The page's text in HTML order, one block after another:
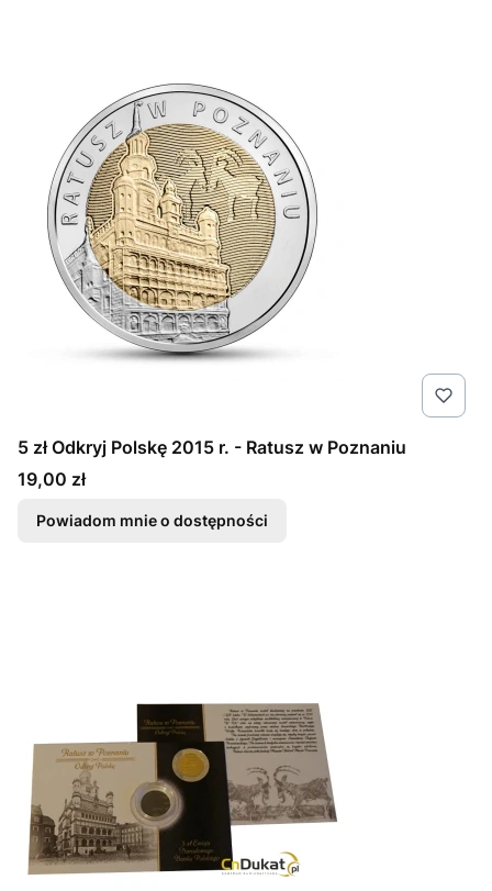
5 zł Odkryj Polskę 2015 r. - Ratusz w Poznaniu
Cena
19,00 zł
Powiadom mnie o dostępności